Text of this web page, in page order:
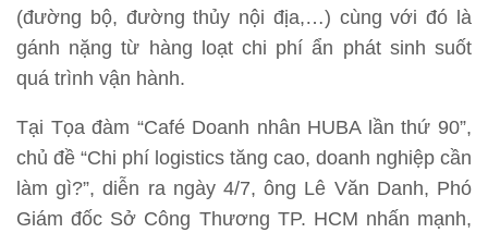
(đường bộ, đường thủy nội địa,…) cùng với đó là
gánh nặng từ hàng loạt chi phí ẩn phát sinh suốt
quá trình vận hành.
Tại Tọa đàm “Café Doanh nhân HUBA lần thứ 90”,
chủ đề “Chi phí logistics tăng cao, doanh nghiệp cần
làm gì?”, diễn ra ngày 4/7, ông Lê Văn Danh, Phó
Giám đốc Sở Công Thương TP. HCM nhấn mạnh,